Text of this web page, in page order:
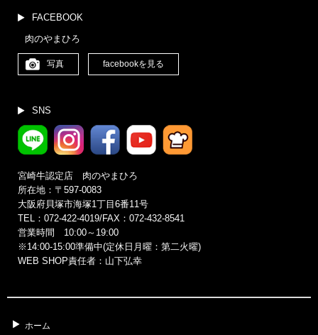
FACEBOOK
肉のやまひろ
写真 facebookを見る
SNS
宮崎牛認定店 肉のやまひろ
所在地：〒597-0083
大阪府貝塚市海塚1丁目6番11号
TEL：072-422-4019/FAX：072-432-8541
営業時間 10:00～19:00
※14:00‐15:00準備中(定休日月曜：第二火曜)
WEB SHOP責任者：山下弘幸
ホーム